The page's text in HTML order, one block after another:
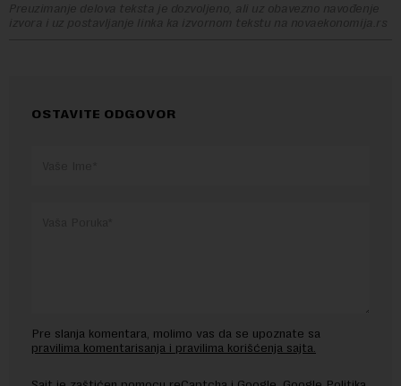
Preuzimanje delova teksta je dozvoljeno, ali uz obavezno navođenje
izvora i uz postavljanje linka ka izvornom tekstu na novaekonomija.rs
OSTAVITE ODGOVOR
Pre slanja komentara, molimo vas da se upoznate sa
pravilima komentarisanja i pravilima korišćenja sajta.